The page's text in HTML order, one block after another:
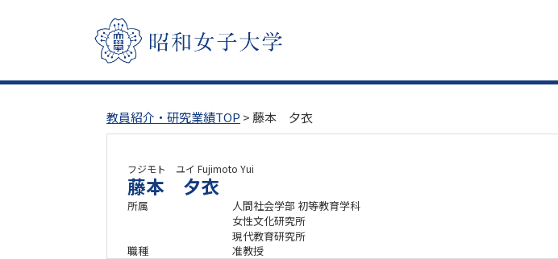
教員紹介・研究業績TOP > 藤本 夕衣
フジモト ユイ Fujimoto Yui
藤本 夕衣
所属
人間社会学部 初等教育学科
女性文化研究所
現代教育研究所
職種
准教授